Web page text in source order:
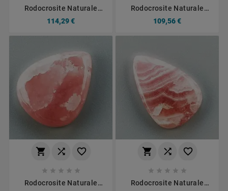
Rodocrosite Naturale
Cabochon Liscio Fatto A
114,29 €
Rodocrosite Naturale
Cabochon Liscio Fatto A
109,56 €
  
    
Rodocrosite Naturale
  
    
Rodocrosite Naturale